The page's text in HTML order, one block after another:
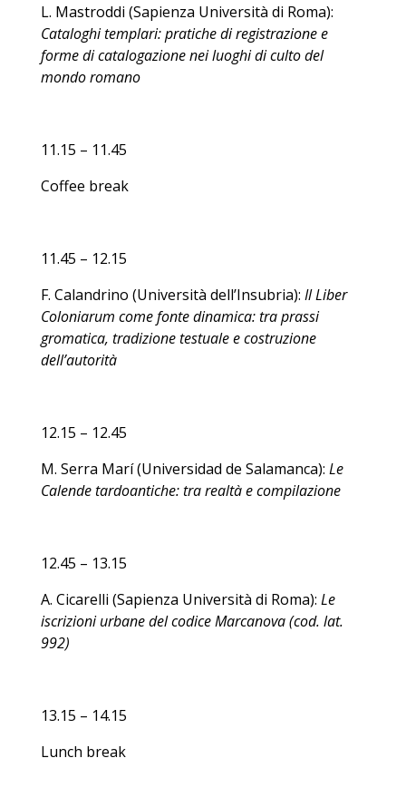
L. Mastroddi (Sapienza Università di Roma):
Cataloghi templari: pratiche di registrazione e
forme di catalogazione nei luoghi di culto del
mondo romano
11.15 – 11.45
Coffee break
11.45 – 12.15
F. Calandrino (Università dell’Insubria): Il Liber
Coloniarum come fonte dinamica: tra prassi
gromatica, tradizione testuale e costruzione
dell’autorità
12.15 – 12.45
M. Serra Marí (Universidad de Salamanca): Le
Calende tardoantiche: tra realtà e compilazione
12.45 – 13.15
A. Cicarelli (Sapienza Università di Roma): Le
iscrizioni urbane del codice Marcanova (cod. lat.
992)
13.15 – 14.15
Lunch break